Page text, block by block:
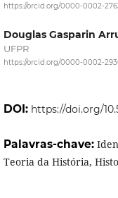
https://orcid.org/0000-0002-
Douglas Gasparin
UFPR
https://orcid.org/0000-0002-
DOI: https://doi.org/
Palavras-chave:
Teoria da História,